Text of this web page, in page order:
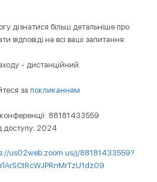
дізнатися більш детальніше про
відповіді на всі ваші запитання.
- дистанційний.
за покликанням
88181433559
доступу: 2024
us02web.zoom.us/j/88181433559?